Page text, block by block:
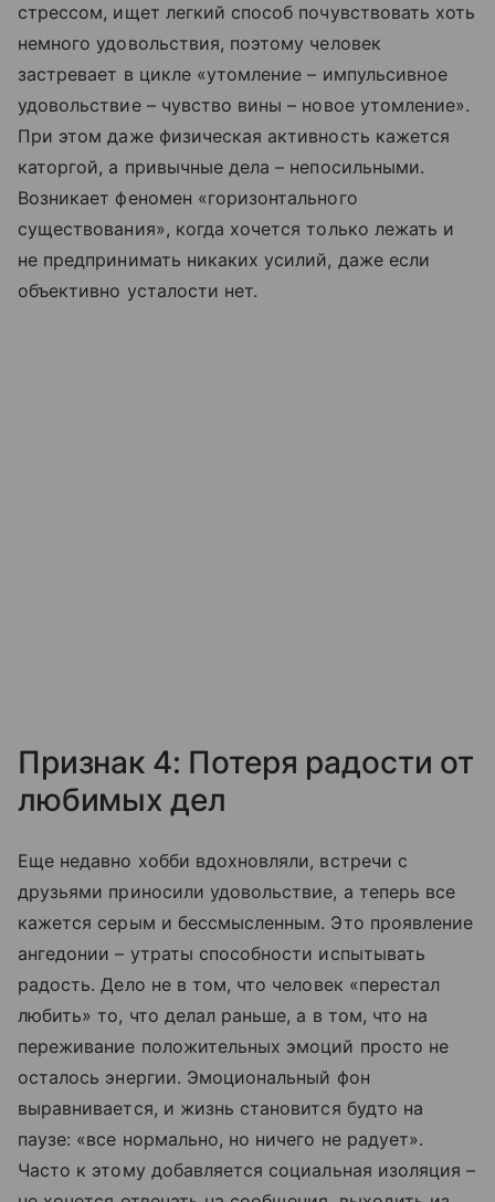
стрессом, ищет легкий способ почувствовать хоть
немного удовольствия, поэтому человек
застревает в цикле «утомление – импульсивное
удовольствие – чувство вины – новое утомление».
При этом даже физическая активность кажется
каторгой, а привычные дела – непосильными.
Возникает феномен «горизонтального
существования», когда хочется только лежать и
не предпринимать никаких усилий, даже если
объективно усталости нет.
Признак 4: Потеря радости от
любимых дел
Еще недавно хобби вдохновляли, встречи с
друзьями приносили удовольствие, а теперь все
кажется серым и бессмысленным. Это проявление
ангедонии – утраты способности испытывать
радость. Дело не в том, что человек «перестал
любить» то, что делал раньше, а в том, что на
переживание положительных эмоций просто не
осталось энергии. Эмоциональный фон
выравнивается, и жизнь становится будто на
паузе: «все нормально, но ничего не радует».
Часто к этому добавляется социальная изоляция –